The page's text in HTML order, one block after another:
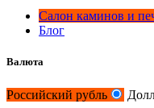
Салон каминов и
Блог
Валюта
Российский рубль